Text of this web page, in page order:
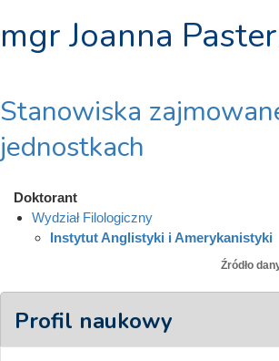
mgr Joanna
Stanowiska
jednostkach
Doktorant
Wydział Filologiczny
Instytut Anglistyki i Amerykanistyki
Źródło
Profil naukowy